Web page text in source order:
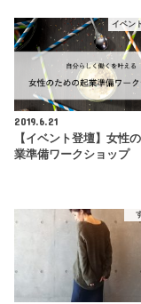
イベン
2019.6.21
【イベント登壇】女性
業準備ワークショップ